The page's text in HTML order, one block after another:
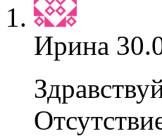
Ирина